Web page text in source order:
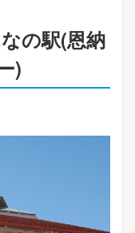
の駅(恩納
)